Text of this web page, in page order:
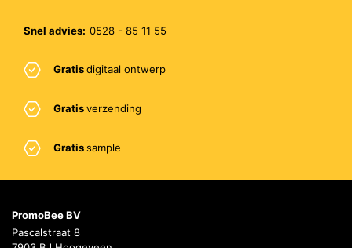
Snel advies: 0528 - 85 11 55
Gratisdigitaal ontwerp
Gratisverzending
Gratissample
PromoBee BV
Pascalstraat 8